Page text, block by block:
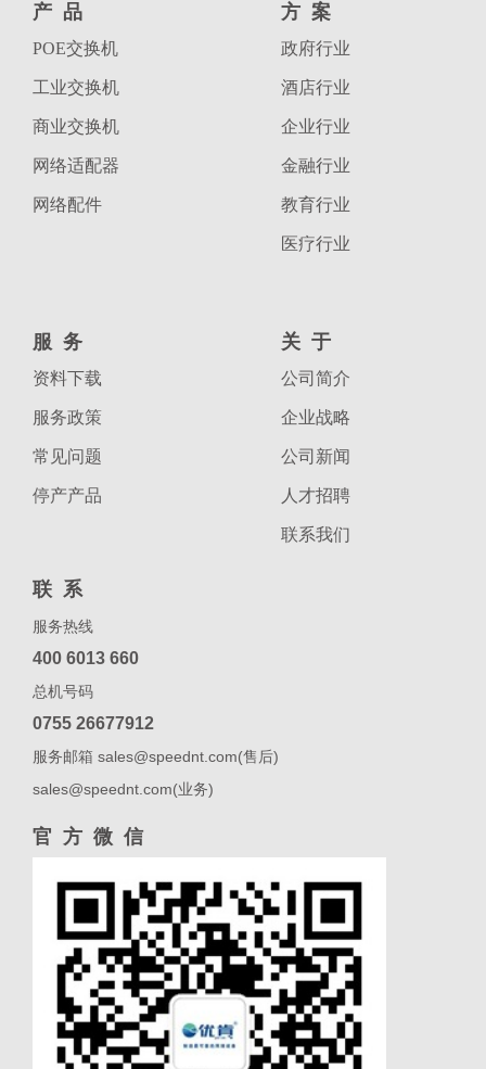
产品
POE交换机
工业交换机
商业交换机
网络适配器
网络配件
方案
政府行业
酒店行业
企业行业
金融行业
教育行业
医疗行业
服务
资料下载
服务政策
常见问题
停产产品
关于
公司简介
企业战略
公司新闻
人才招聘
联系我们
联系
服务热线
400 6013 660
总机号码
0755 26677912
服务邮箱 sales@speednt.com(售后)
sales@speednt.com(业务)
官方微信